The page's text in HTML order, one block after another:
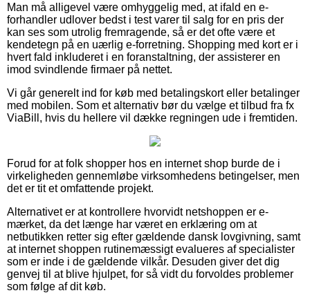
Man må alligevel være omhyggelig med, at ifald en e-
forhandler udlover bedst i test varer til salg for en pris der
kan ses som utrolig fremragende, så er det ofte være et
kendetegn på en uærlig e-forretning. Shopping med kort er i
hvert fald inkluderet i en foranstaltning, der assisterer en
imod svindlende firmaer på nettet.
Vi går generelt ind for køb med betalingskort eller betalinger
med mobilen. Som et alternativ bør du vælge et tilbud fra fx
ViaBill, hvis du hellere vil dække regningen ude i fremtiden.
Forud for at folk shopper hos en internet shop burde de i
virkeligheden gennemløbe virksomhedens betingelser, men
det er tit et omfattende projekt.
Alternativet er at kontrollere hvorvidt netshoppen er e-
mærket, da det længe har været en erklæring om at
netbutikken retter sig efter gældende dansk lovgivning, samt
at internet shoppen rutinemæssigt evalueres af specialister
som er inde i de gældende vilkår. Desuden giver det dig
genvej til at blive hjulpet, for så vidt du forvoldes problemer
som følge af dit køb.